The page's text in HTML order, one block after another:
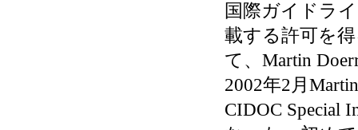
国際ガイドラ
載する許可を
て、Martin
2002年2月
CIDOC Special